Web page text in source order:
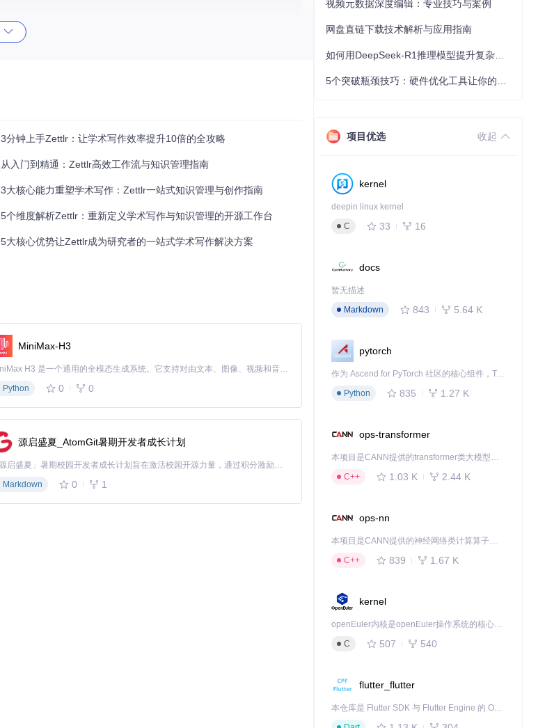
3分钟上手Zettlr：让学术写作效率提升10倍的全攻略
从入门到精通：Zettlr高效工作流与知识管理指南
3大核心能力重塑学术写作：Zettlr一站式知识管理与创作指南
5个维度解析Zettlr：重新定义学术写作与知识管理的开源工作台
5大核心优势让Zettlr成为研究者的一站式学术写作解决方案
MiniMax-H3
MiniMax H3 是一个通用的全模态生成系统。它支持对由文本、图像、视频和音频组成的多模态上下文进行统一理解，并能生成分辨率高达 2K、时长可达 15 秒的带原生立体声音频的视频。得益于面向任务泛化的系统设计，H3 在预训练阶段就已具备广泛的多模态上下文理解与生成能力，能够出色地执行复杂的多模态指令。
Python
0 0
源启盛夏_AtomGit暑期开发者成长计划
「源启盛夏」暑期校园开发者成长计划旨在激活校园开源力量，通过积分激励、认证扶持、资源倾斜等形式，引导高校组织和开发者完成「入驻 — 建项目 — 做贡献 — 获认证 — 得资源」的完整闭环。无论你是想带领社团入驻平台的组织者，还是希望用代码贡献证明自己的开发者，都能在这里找到属于你的成长路径。
Markdown
0 1
视频元数据深度编辑：专业技巧与案例
网盘直链下载技术解析与应用指南
项目优选 收起
kernel
deepin linux kernel
C
33 16
docs
暂无描述
Markdown
843 5.64 K
pytorch
作为 Ascend for PyTorch 社区的核心组件，TorchNPU 是昇腾专为 PyTorch 打造的深度学习适配插件，使 PyTorch 框架能够直接调用昇腾 NPU，为开发者提供昇腾 AI 处理器的超强算力。
Python
835 1.27 K
ops-transformer
本项目是CANN提供的transformer类大模型算子库，实现网络在NPU上加速计算。
C++
1.03 K 2.44 K
ops-nn
本项目是CANN提供的神经网络类计算算子库，实现网络在NPU上加速计算。
C++
839 1.67 K
kernel
openEuler内核是openEuler操作系统的核心，既是系统性能与稳定性的基石，也是连接处理器、设备与服务的桥梁。
C
507 540
flutter_flutter
本仓库是 Flutter SDK 与 Flutter Engine 的 OpenHarmony 适配版本，由 CPF-Flutter 团队维护。开发者可使用熟悉的 Flutter 技术栈开发 OpenHarmony 应用，3.35.7 及以后的适配版本可基于本仓库源码构建支持 OpenHarmony 的 Flutter Engine。